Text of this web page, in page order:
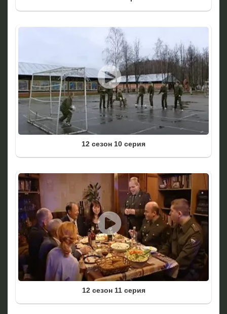
12 сезон 10 серия
12 сезон 11 серия